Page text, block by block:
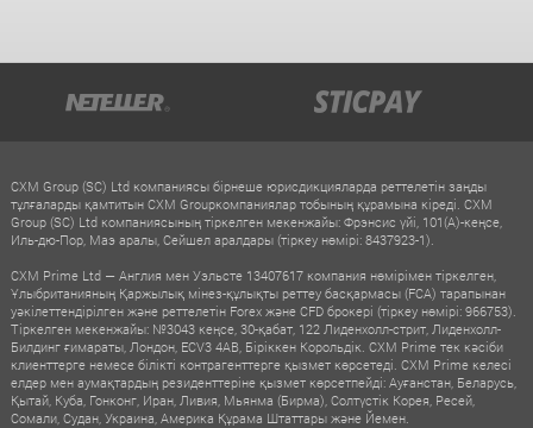
CXM Group (SC) Ltd компаниясы бірнеше юрисдикцияларда реттелетін заңды
тұлғаларды қамтитын CXM Groupкомпаниялар тобының құрамына кіреді. CXM
Group (SC) Ltd компаниясының тіркелген мекенжайы: Фрэнсис үйі, 101(A)-кеңсе,
Иль-дю-Пор, Маэ аралы, Сейшел аралдары (тіркеу нөмірі: 8437923-1).
CXM Prime Ltd — Англия мен Уэльсте 13407617 компания нөмірімен тіркелген,
Ұлыбританияның Қаржылық мінез-құлықты реттеу басқармасы (FCA) тарапынан
уәкілеттендірілген және реттелетін Forex және CFD брокері (тіркеу нөмірі: 966753).
Тіркелген мекенжайы: №3043 кеңсе, 30-қабат, 122 Лиденхолл-стрит, Лиденхолл-
Билдинг ғимараты, Лондон, ECV3 4AB, Біріккен Корольдік. CXM Prime тек кәсіби
клиенттерге немесе білікті контрагенттерге қызмет көрсетеді. CXM Prime келесі
елдер мен аумақтардың резиденттеріне қызмет көрсетпейді: Ауғанстан, Беларусь,
Қытай, Куба, Гонконг, Иран, Ливия, Мьянма (Бирма), Солтүстік Корея, Ресей,
Сомали, Судан, Украина, Америка Құрама Штаттары және Йемен.